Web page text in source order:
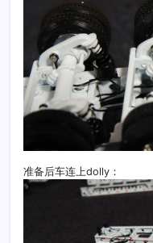
准备后车连上dolly：